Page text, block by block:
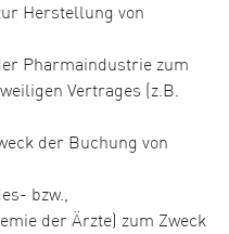
Herstellung von
Pharmaindustrie zum
Vertrages (z.B.
der Buchung von
bzw.,
der Ärzte) zum Zweck